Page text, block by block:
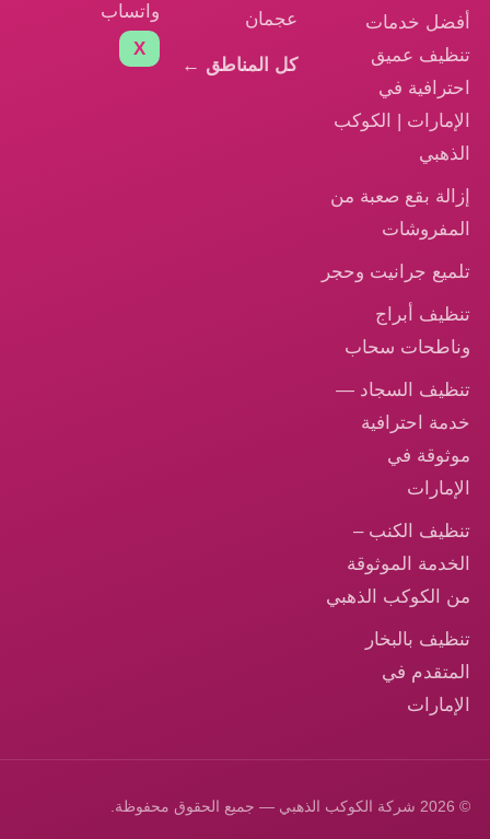
أفضل خدمات
تنظيف عميق
احترافية في
الإمارات | الكوكب
الذهبي
إزالة بقع صعبة من
المفروشات
تلميع جرانيت وحجر
تنظيف أبراج
وناطحات سحاب
تنظيف السجاد —
خدمة احترافية
موثوقة في
الإمارات
تنظيف الكنب –
الخدمة الموثوقة
من الكوكب الذهبي
تنظيف بالبخار
المتقدم في
الإمارات
عجمان
كل المناطق ←
واتساب
X
© 2026 شركة الكوكب الذهبي — جميع الحقوق محفوظة.